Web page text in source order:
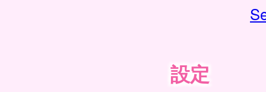
設定